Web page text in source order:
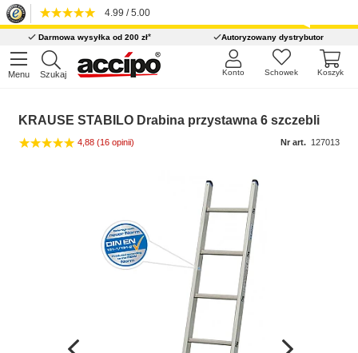
4.99 / 5.00
Darmowa wysyłka od 200 zł* Autoryzowany dystrybutor
Menu Szukaj Koszyk
Schowek
Konto
KRAUSE STABILO Drabina przystawna 6 szczebli
4,88 (16 opinii) Nr art. 127013